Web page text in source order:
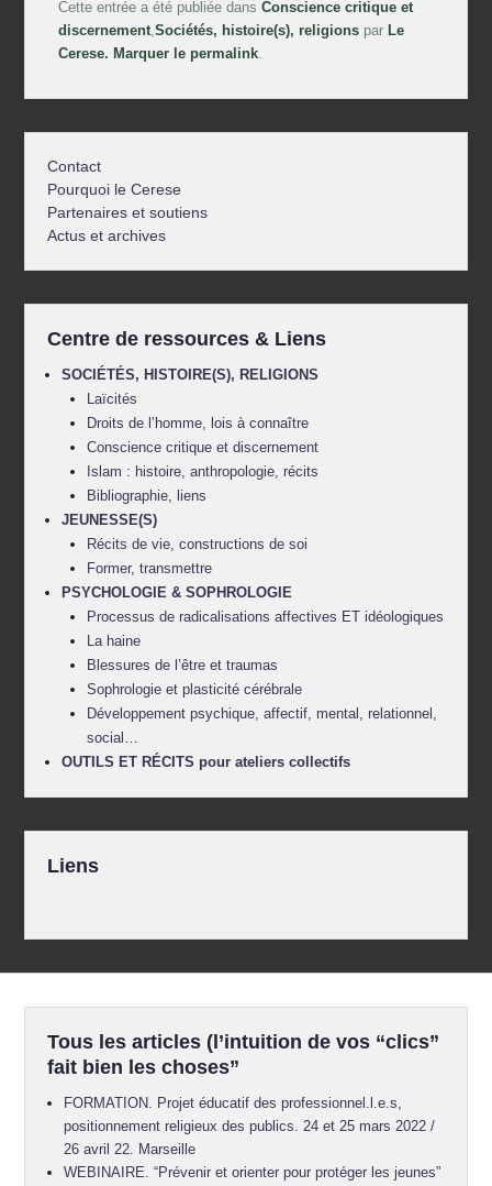
Cette entrée a été publiée dansConscience critique et
discernement,Sociétés, histoire(s), religions par Le
Cerese. Marquer lepermalink.
Contact
Pourquoi le Cerese
Partenaires et soutiens
Actus et archives
Centre de ressources & Liens
SOCIÉTÉS, HISTOIRE(S), RELIGIONS
Laïcités
Droits de l’homme, lois à connaître
Conscience critique et discernement
Islam : histoire, anthropologie, récits
Bibliographie, liens
JEUNESSE(S)
Récits de vie, constructions de soi
Former, transmettre
PSYCHOLOGIE & SOPHROLOGIE
Processus de radicalisations affectives ET idéologiques
La haine
Blessures de l’être et traumas
Sophrologie et plasticité cérébrale
Développement psychique, affectif, mental, relationnel,
social…
OUTILS ET RÉCITS pour ateliers collectifs
Liens
Tous les articles (l’intuition de vos “clics”
fait bien les choses”
FORMATION. Projet éducatif des professionnel.l.e.s,
positionnement religieux des publics. 24 et 25 mars 2022 /
26 avril 22. Marseille
WEBINAIRE. “Prévenir et orienter pour protéger les jeunes”